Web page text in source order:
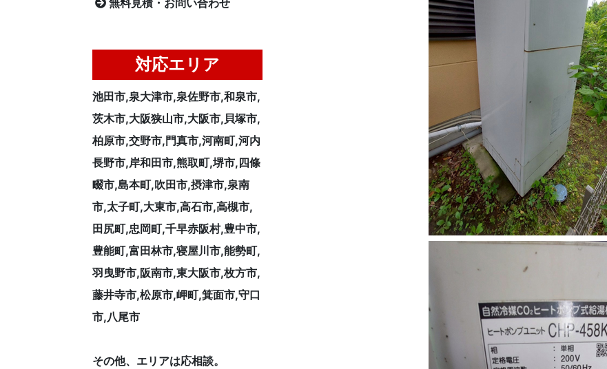
無料見積・お問い合わせ
対応エリア
池田市,泉大津市,泉佐野市,和泉市,
茨木市,大阪狭山市,大阪市,貝塚市,
柏原市,交野市,門真市,河南町,河内
長野市,岸和田市,熊取町,堺市,四條
畷市,島本町,吹田市,摂津市,泉南
市,太子町,大東市,高石市,高槻市,
田尻町,忠岡町,千早赤阪村,豊中市,
豊能町,富田林市,寝屋川市,能勢町,
羽曳野市,阪南市,東大阪市,枚方市,
藤井寺市,松原市,岬町,箕面市,守口
市,八尾市
その他、エリアは応相談。